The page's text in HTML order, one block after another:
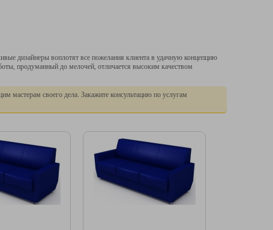
дизайнеры воплотят все пожелания клиента в удачную концепцию
продуманный до мелочей, отличается высоким качеством
мастерам своего дела. Закажите консультацию по услугам